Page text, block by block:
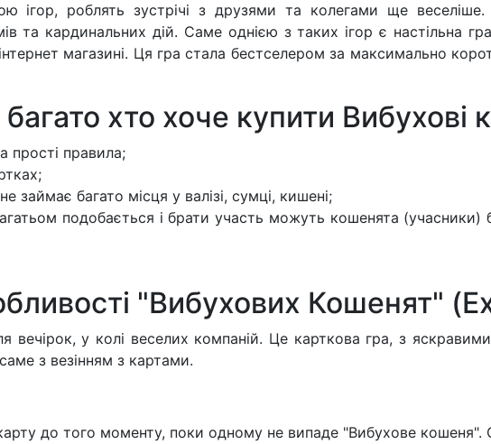
ігор, роблять зустрічі з друзями та колегами ще веселіше.
та кардинальних дій. Саме однією з таких ігор є настільна
магазині. Ця гра стала бестселером за максимально
хто хоче купити Вибухові
прості правила;
займає багато місця у валізі, сумці, кишені;
подобається і брати участь можуть кошенята (учасники)
"Вибухових Кошенят"
у колі веселих компаній. Це карткова гра, з
з везінням з картами.
до того моменту, поки одному не випаде "Вибухове кошеня".